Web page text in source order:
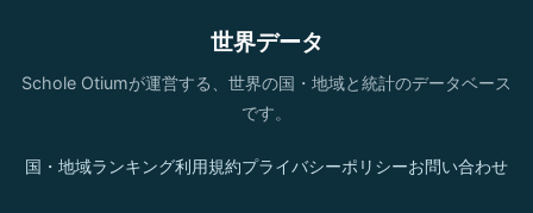
世界データ
Schole Otiumが運営する、世界の国・地域と統計のデータベース
です。
国・地域ランキング利用規約プライバシーポリシーお問い合わせ